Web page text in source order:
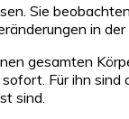
Sie
in
gesamten
Für ihn
sind.